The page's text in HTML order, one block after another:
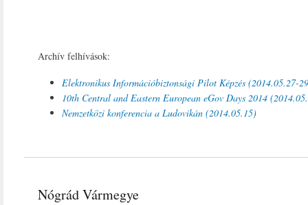
Archív felhívások:
Elektronikus Információbiztonsági Pilot Képzés (2014.05.27-
10th Central and Eastern European eGov Days 2014
Nemzetközi konferencia a Ludovikán (2014.05.15)
Nógrád Vármegye